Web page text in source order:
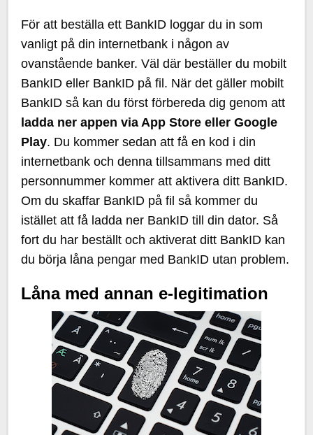
För att beställa ett BankID loggar du in som
vanligt på din internetbank i någon av
ovanstående banker. Väl där beställer du mobilt
BankID eller BankID på fil. När det gäller mobilt
BankID så kan du först förbereda dig genom att
ladda ner appen via App Store eller Google
Play. Du kommer sedan att få en kod i din
internetbank och denna tillsammans med ditt
personnummer kommer att aktivera ditt BankID.
Om du skaffar BankID på fil så kommer du
istället att få ladda ner BankID till din dator. Så
fort du har beställt och aktiverat ditt BankID kan
du börja låna pengar med BankID utan problem.
Låna med annan e-legitimation